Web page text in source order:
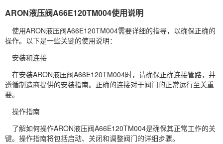
ARON液压阀A66E120TM004使用说明
使用ARON液压阀A66E120TM004需要详细的指导，以确保正确的
操作。以下是一些关键的使用说明：
安装和连接
在安装ARON液压阀A66E120TM004时，请确保正确连接管路，并
遵循制造商提供的安装指南。正确的连接对于阀门的正常运行至关重
要。
操作指南
了解如何操作ARON液压阀A66E120TM004是确保其正常工作的关
键。操作指南将包括启动、关闭和调整阀门的详细步骤。